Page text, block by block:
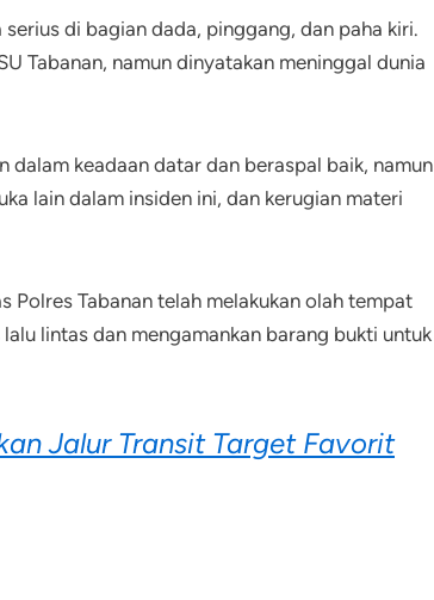
di bagian dada, pinggang, dan paha kiri.
Tabanan, namun dinyatakan meninggal dunia
keadaan datar dan beraspal baik, namun
lain dalam insiden ini, dan kerugian materi
Polres Tabanan telah melakukan olah tempat
lintas dan mengamankan barang bukti untuk
Jalur Transit Target Favorit